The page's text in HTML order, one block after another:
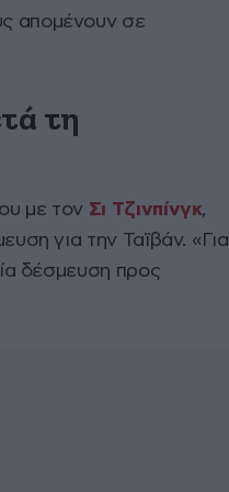
απομένουν σε
τη
με τον Σι Τζινπίνγκ,
για την Ταϊβάν. «Για
δέσμευση προς